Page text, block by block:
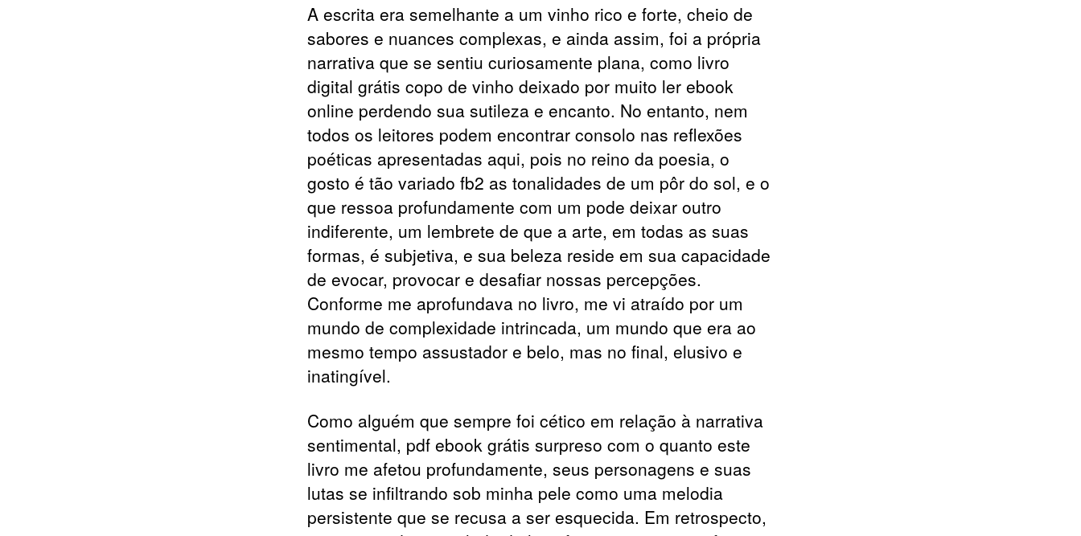
A escrita era semelhante a um vinho rico e forte, cheio de
sabores e nuances complexas, e ainda assim, foi a própria
narrativa que se sentiu curiosamente plana, como livro
digital grátis copo de vinho deixado por muito ler ebook
online perdendo sua sutileza e encanto. No entanto, nem
todos os leitores podem encontrar consolo nas reflexões
poéticas apresentadas aqui, pois no reino da poesia, o
gosto é tão variado fb2 as tonalidades de um pôr do sol, e o
que ressoa profundamente com um pode deixar outro
indiferente, um lembrete de que a arte, em todas as suas
formas, é subjetiva, e sua beleza reside em sua capacidade
de evocar, provocar e desafiar nossas percepções.
Conforme me aprofundava no livro, me vi atraído por um
mundo de complexidade intrincada, um mundo que era ao
mesmo tempo assustador e belo, mas no final, elusivo e
inatingível.
Como alguém que sempre foi cético em relação à narrativa
sentimental, pdf ebook grátis surpreso com o quanto este
livro me afetou profundamente, seus personagens e suas
lutas se infiltrando sob minha pele como uma melodia
persistente que se recusa a ser esquecida. Em retrospecto,